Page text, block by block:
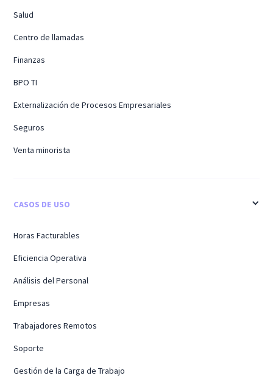
Salud
Centro de llamadas
Finanzas
BPO TI
Externalización de Procesos Empresariales
Seguros
Venta minorista
CASOS DE USO
Horas Facturables
Eficiencia Operativa
Análisis del Personal
Empresas
Trabajadores Remotos
Soporte
Gestión de la Carga de Trabajo